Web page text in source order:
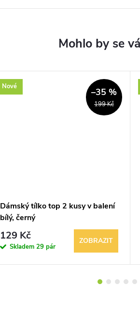
Nové
199 Kč
–35 %
Dámský tílko top 2 kusy v balení
bílý, černý
129 Kč
Skladem 29 pár
ZOBRAZIT